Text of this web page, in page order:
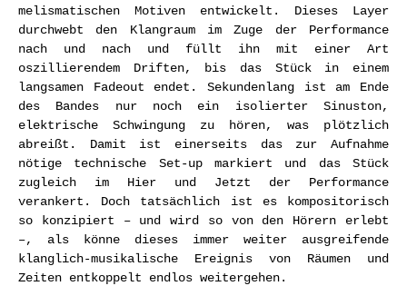
melismatischen Motiven entwickelt. Dieses Layer
durchwebt den Klangraum im Zuge der Performance
nach und nach und füllt ihn mit einer Art
oszillierendem Driften, bis das Stück in einem
langsamen Fadeout endet. Sekundenlang ist am Ende
des Bandes nur noch ein isolierter Sinuston,
elektrische Schwingung zu hören, was plötzlich
abreißt. Damit ist einerseits das zur Aufnahme
nötige technische Set-up markiert und das Stück
zugleich im Hier und Jetzt der Performance
verankert. Doch tatsächlich ist es kompositorisch
so konzipiert – und wird so von den Hörern erlebt
–, als könne dieses immer weiter ausgreifende
klanglich-musikalische Ereignis von Räumen und
Zeiten entkoppelt endlos weitergehen.